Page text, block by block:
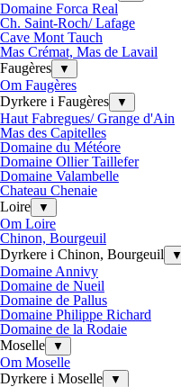
Domaine Forca Real
Ch. Saint-Roch/ Lafage
Cave Mont Tauch
Mas Crémat, Mas de Lavail
Faugères
▼
Om Faugères
Dyrkere i Faugères
▼
Haut Fabregues/ Grange d'Ain
Mas des Capitelles
Domaine du Météore
Domaine Ollier Taillefer
Domaine Valambelle
Chateau Chenaie
Loire
▼
Om Loire
Chinon, Bourgeuil
Dyrkere i Chinon, Bourgeuil
▼
Domaine Annivy
Domaine de Nueil
Domaine de Pallus
Domaine Philippe Richard
Domaine de la Rodaie
Moselle
▼
Om Moselle
Dyrkere i Moselle
▼